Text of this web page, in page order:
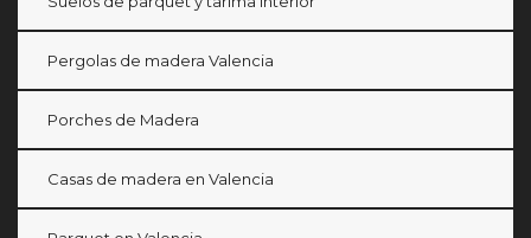
Pergolas de madera Valencia
Porches de Madera
Casas de madera en Valencia